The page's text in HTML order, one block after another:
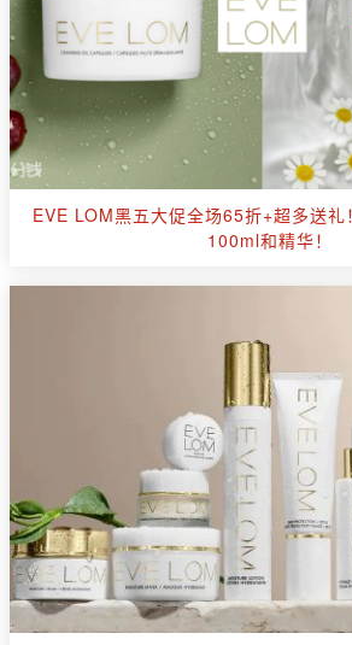
EVE LOM黑五大促全场65折+超多送
100ml和精华！